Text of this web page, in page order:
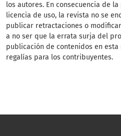
los autores. En consecuencia de
licencia de uso, la revista no se
publicar retractaciones o
a no ser que la errata surja del
publicación de contenidos en
regalías para los contribuyentes.